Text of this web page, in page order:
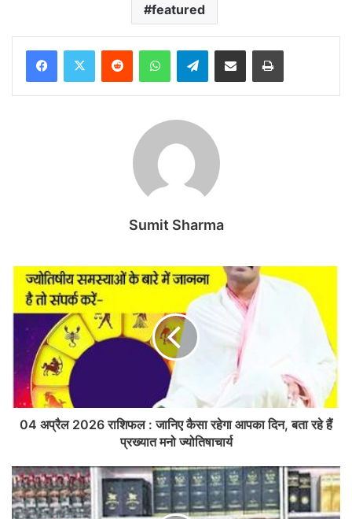
featured
Telegram
Sumit Sharma
04 अप्रैल 2026 राशिफल : जानिए कैसा रहेगा आपका दिन, बता रहे हैं
प्रख्यात मनो ज्योतिषाचार्य